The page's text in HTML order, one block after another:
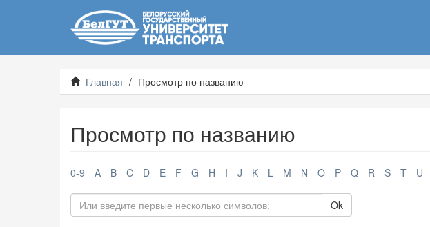
Главная Просмотр по названию
Просмотр по названию
0-9 A B C D E F G H I J K L M N O P Q R S T U
Ok